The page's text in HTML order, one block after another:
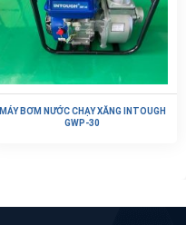
MÁY BƠM NƯỚC CHẠY XĂNG INTOUGH
GWP-30